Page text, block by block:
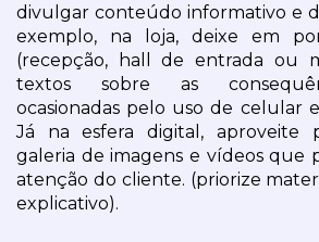
divulgar conteúdo informativo e
exemplo, na loja, deixe em
(recepção, hall de entrada ou
textos sobre as
ocasionadas pelo uso de celular
Já na esfera digital, aproveite
galeria de imagens e vídeos que
atenção do cliente. (priorize
explicativo).